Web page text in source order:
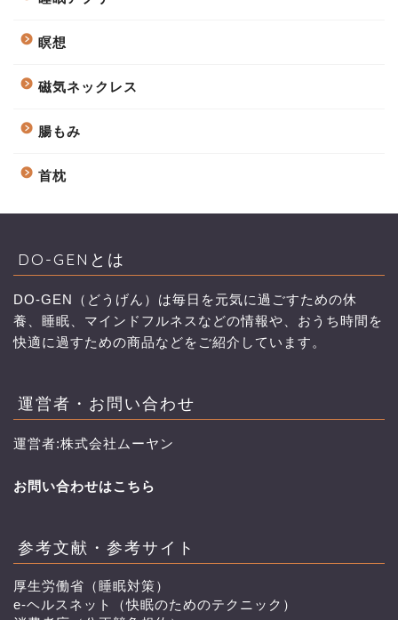
瞑想
磁気ネックレス
腸もみ
首枕
DO-GENとは
DO-GEN（どうげん）は毎日を元気に過ごすための休
養、睡眠、マインドフルネスなどの情報や、おうち時間を
快適に過すための商品などをご紹介しています。
運営者・お問い合わせ
運営者:株式会社ムーヤン
お問い合わせはこちら
参考文献・参考サイト
厚生労働省（睡眠対策）
e-ヘルスネット（快眠のためのテクニック）